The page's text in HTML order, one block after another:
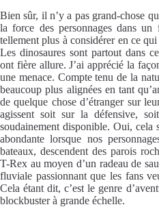
Bien sûr, il n’y a pas grand-chose
la force des personnages dans
tellement plus à considérer en ce
Les dinosaures sont partout dans
ont fière allure. J’ai apprécié la
une menace. Compte tenu de la
beaucoup plus alignées en tant
de quelque chose d’étranger sur
agissent soit sur la défensive,
soudainement disponible. Oui,
abondante lorsque nos
bateaux, descendent des parois
T-Rex au moyen d’un radeau de
fluviale passionnant que les fans
Cela étant dit, c’est le genre
blockbuster à grande échelle.